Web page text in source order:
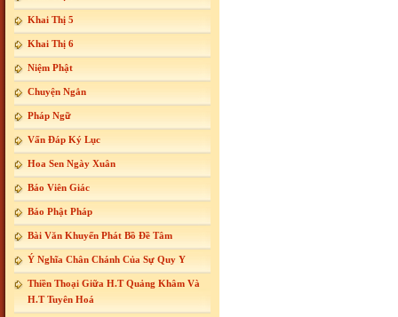
Khai Thị 5
Khai Thị 6
Niệm Phật
Chuyện Ngắn
Pháp Ngữ
Vấn Đáp Ký Lục
Hoa Sen Ngày Xuân
Báo Viên Giác
Báo Phật Pháp
Bài Văn Khuyến Phát Bồ Đề Tâm
Ý Nghĩa Chân Chánh Của Sự Quy Y
Thiền Thoại Giữa H.T Quảng Khâm Và
H.T Tuyên Hoá